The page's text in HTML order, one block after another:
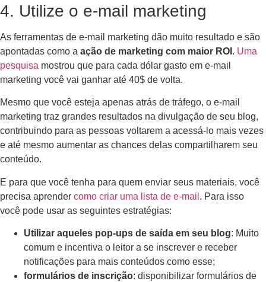
4. Utilize o e-mail marketing
As ferramentas de e-mail marketing dão muito resultado e são
apontadas como a ação de marketing com maior ROI . Uma
pesquisa mostrou que para cada dólar gasto em e-mail
marketing você vai ganhar até 40$ de volta.
Mesmo que você esteja apenas atrás de tráfego, o e-mail
marketing traz grandes resultados na divulgação de seu blog,
contribuindo para as pessoas voltarem a acessá-lo mais vezes
e até mesmo aumentar as chances delas compartilharem seu
conteúdo.
E para que você tenha para quem enviar seus materiais, você
precisa aprender como criar uma lista de e-mail . Para isso
você pode usar as seguintes estratégias:
Utilizar aqueles pop-ups de saída em seu blog: Muito
comum e incentiva o leitor a se inscrever e receber
notificações para mais conteúdos como esse;
formulários de inscrição: disponibilizar formulários de